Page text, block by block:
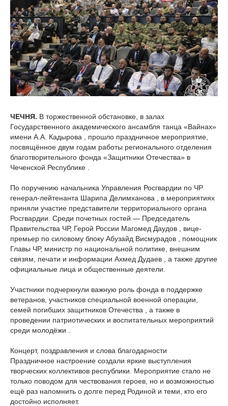
ЧЕЧНЯ. В торжественной обстановке, в залах
Государственного академического ансамбля танца «Вайнах»
имени А.А. Кадырова , прошло праздничное мероприятие,
посвящённое двум годам работы регионального отделения
благотворительного фонда «Защитники Отечества» в
Чеченской Республике .
По поручению начальника Управления Росгвардии по ЧР
генерал-лейтенанта Шарипа Делимханова , в мероприятиях
приняли участие представители территориального органа
Росгвардии. Среди почетных гостей — Председатель
Правительства ЧР, Герой России Магомед Даудов , вице-
премьер по силовому блоку Абузайд Висмурадов , помощник
Главы ЧР, министр по национальной политике, внешним
связям, печати и информации Ахмед Дудаев , а также другие
официальные лица и общественные деятели.
Участники подчеркнули важную роль фонда в поддержке
ветеранов, участников специальной военной операции,
семей погибших защитников Отечества , а также в
проведении патриотических и воспитательных мероприятий
среди молодёжи .
Концерт, поздравления и слова благодарности
Праздничное настроение создали яркие выступления
творческих коллективов республики. Мероприятие стало не
только поводом для чествования героев, но и возможностью
ещё раз напомнить о долге перед Родиной и теми, кто его
достойно исполняет.